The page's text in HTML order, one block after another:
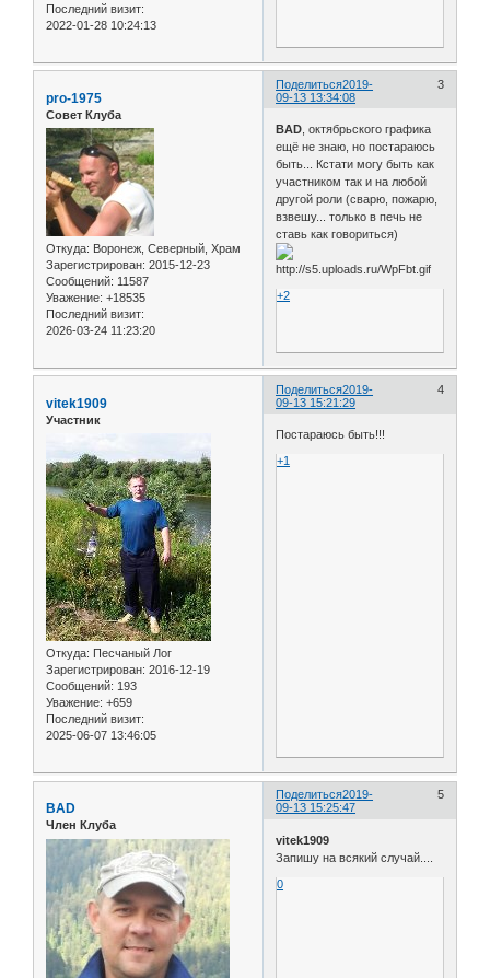
Последний визит:
2022-01-28 10:24:13
Поделиться 3
2019-
09-13 13:34:08
pro-1975
Совет Клуба
Откуда: Воронеж, Северный, Храм
Зарегистрирован: 2015-12-23
Сообщений: 11587
Уважение: +18535
Последний визит:
2026-03-24 11:23:20
BAD , октябрьского графика
ещё не знаю, но постараюсь
быть... Кстати могу быть как
участником так и на любой
другой роли (сварю, пожарю,
взвешу... только в печь не
ставь как говориться)
+2
Поделиться 4
2019-
09-13 15:21:29
vitek1909
Участник
Откуда: Песчаный Лог
Зарегистрирован: 2016-12-19
Сообщений: 193
Уважение: +659
Последний визит:
2025-06-07 13:46:05
Постараюсь быть!!!
+1
Поделиться 5
2019-
09-13 15:25:47
BAD
Член Клуба
vitek1909
Запишу на всякий случай....
0